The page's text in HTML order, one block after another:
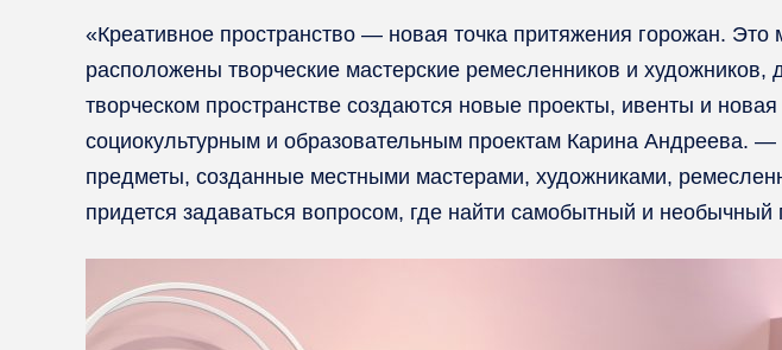
«Креативное пространство — новая точка притяжения горожан.
расположены творческие мастерские ремесленников и
творческом пространстве создаются новые проекты, ивенты и
социокультурным и образовательным проектам Карина Андреева.
предметы, созданные местными мастерами, художниками,
придется задаваться вопросом, где найти самобытный и необычный